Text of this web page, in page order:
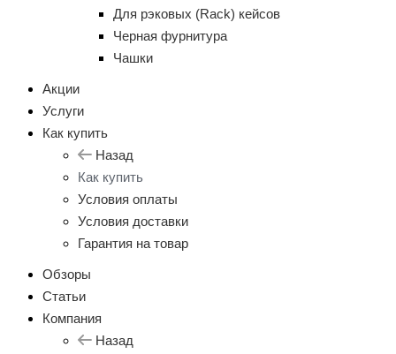
Для рэковых (Rack) кейсов
Черная фурнитура
Чашки
Акции
Услуги
Как купить
Назад
Как купить
Условия оплаты
Условия доставки
Гарантия на товар
Обзоры
Статьи
Компания
Назад